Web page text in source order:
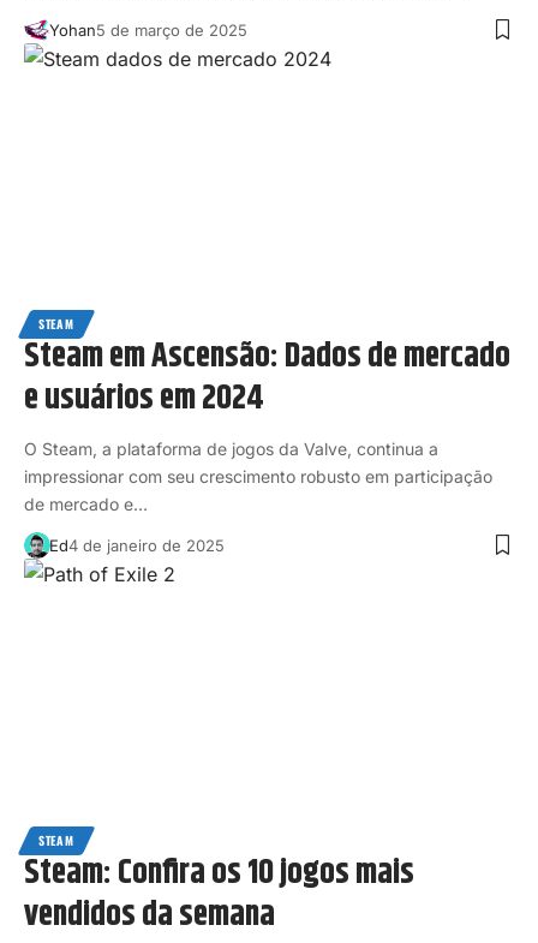
Yohan5 de março de 2025
STEAM
Steam em Ascensão: Dados de mercado
e usuários em 2024
O Steam, a plataforma de jogos da Valve, continua a
impressionar com seu crescimento robusto em participação
de mercado e…
Ed4 de janeiro de 2025
STEAM
Steam: Confira os 10 jogos mais
vendidos da semana